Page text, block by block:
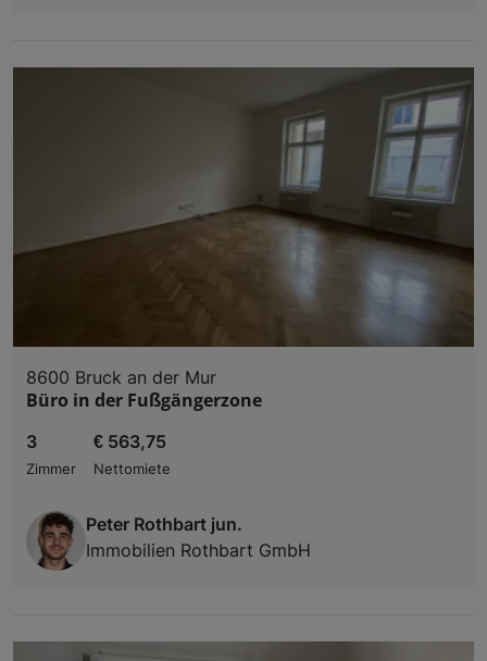
8600 Bruck an der Mur
Büro in der Fußgängerzone
3
Zimmer
€ 563,75
Nettomiete
Peter Rothbart jun.
Immobilien Rothbart GmbH